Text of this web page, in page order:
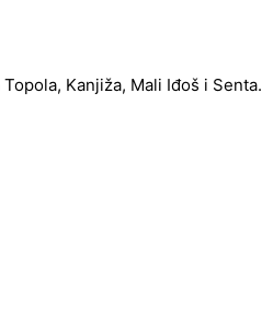
Kanjiža, Mali Iđoš i Senta.